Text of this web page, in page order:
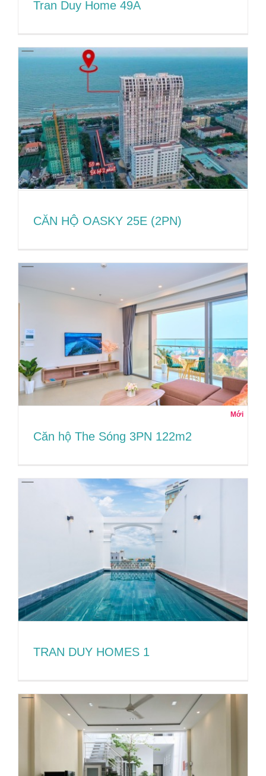
Tran Duy Home 49A
Tran Duy Home 49A
CĂN HỘ OASKY 25E (2PN)
CĂN HỘ OASKY 25E (2PN)
Căn hộ The Sóng 3PN 122m2
Mới
Căn hộ The Sóng 3PN 122m2
TRAN DUY HOMES 1
TRAN DUY HOMES 1